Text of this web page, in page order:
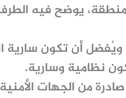
يوضح فيه
ويُفضل أن تكون سارية
نظامية وسارية.
من الجهات